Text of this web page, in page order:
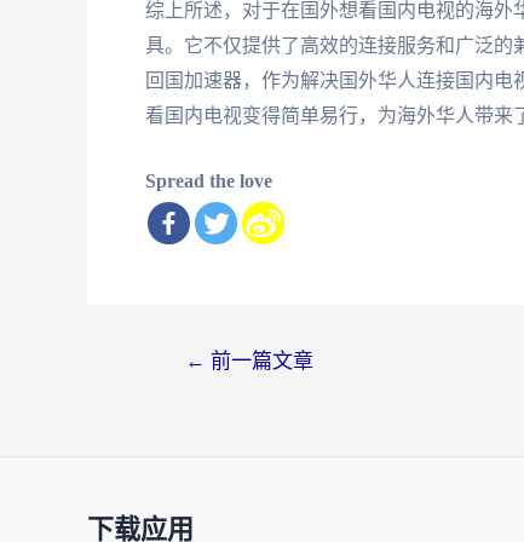
综上所述，对于在国外想看国内电视的海
具。它不仅提供了高效的连接服务和广泛
回国加速器，作为解决国外华人连接国内
看国内电视变得简单易行，为海外华人带来
Spread the love
← 前一篇文章
下载应用